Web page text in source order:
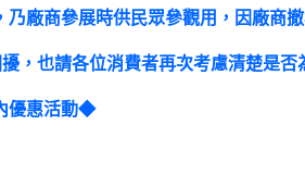
廠商參展時供民眾參觀用，因廠商
，也請各位消費者再次考慮清楚是
優惠活動◆